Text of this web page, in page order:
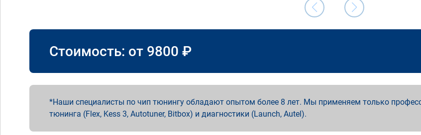
Стоимость: от 9800 ₽
Наши специалисты по чип тюнингу обладают опытом более 8 лет. Мы применяем только
тюнинга (Flex, Kess 3, Autotuner, Bitbox) и диагностики (Launch, Autel).